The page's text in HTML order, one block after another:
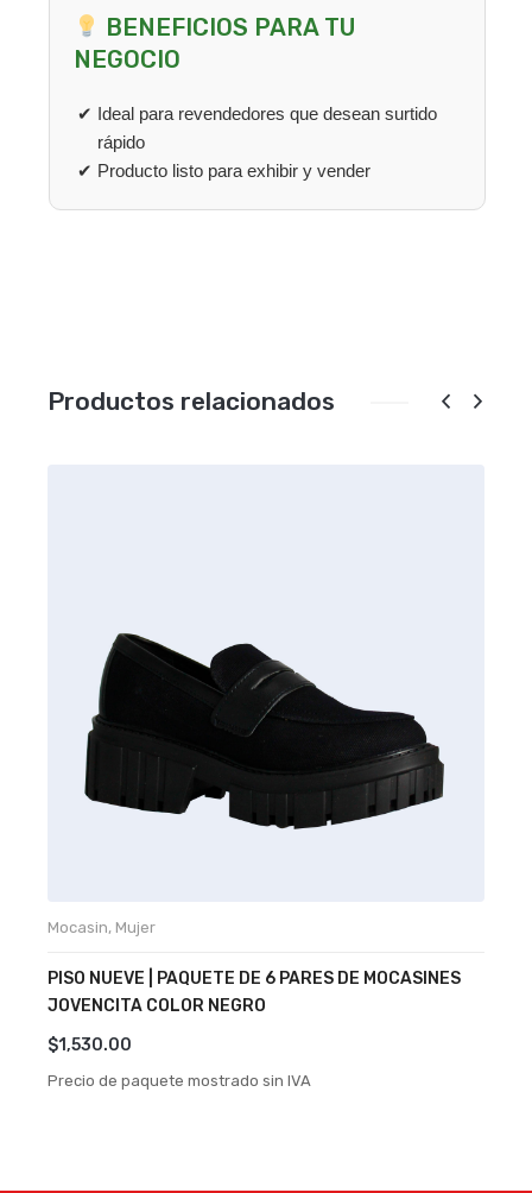
BENEFICIOS PARA TU
NEGOCIO
Ideal para revendedores que desean surtido
rápido
Producto listo para exhibir y vender
Productos relacionados
Mocasin, Mujer
PISO NUEVE | PAQUETE DE 6 PARES DE MOCASINES
JOVENCITA COLOR NEGRO
$1,530.00
Precio de paquete mostrado sin IVA